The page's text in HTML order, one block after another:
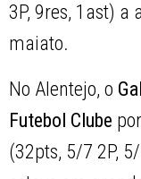
3P, 9res, 1ast) a
maiato.
No Alentejo, o
Futebol Clube por
(32pts, 5/7 2P,